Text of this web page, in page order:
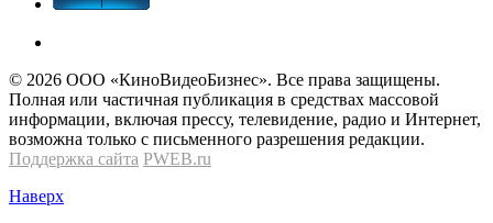
© 2026 OOО «КиноВидеоБизнес». Все права защищены.
Полная или частичная публикация в средствах массовой
информации, включая прессу, телевидение, радио и Интернет,
возможна только с письменного разрешения редакции.
Поддержка сайта PWEB.ru
Наверх